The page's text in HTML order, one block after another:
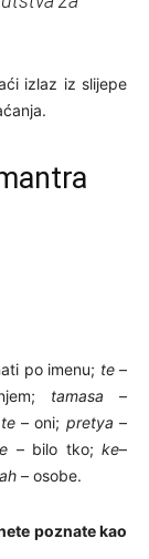
izlaz iz slijepe
po imenu; te–
tamasa –
te– oni; pretya –
– bilo tko;ke–
– osobe.
poznate kao